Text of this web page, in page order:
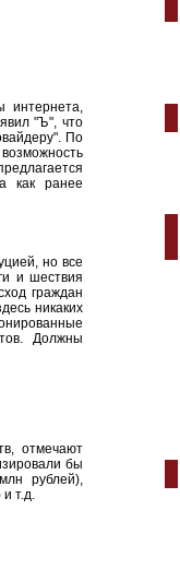
интернета,
"Ъ", что
По
как ранее
но все
и шествия
граждан
никаких
Должны
отмечают
бы
рублей),
т.д.